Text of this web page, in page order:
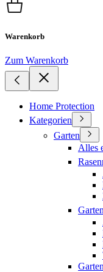
Warenkorb
Zum Warenkorb
Home Protection
Kategorien
Garten
Alles